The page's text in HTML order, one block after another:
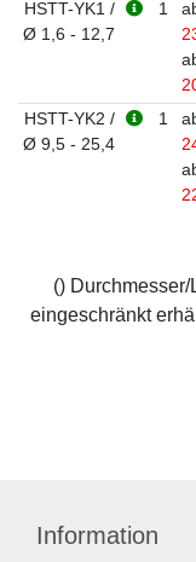
HSTT-YK1 /
Ø 1,6 - 12,7
1
HSTT-YK2 /
Ø 9,5 - 25,4
1
()
eingeschränkt
Information